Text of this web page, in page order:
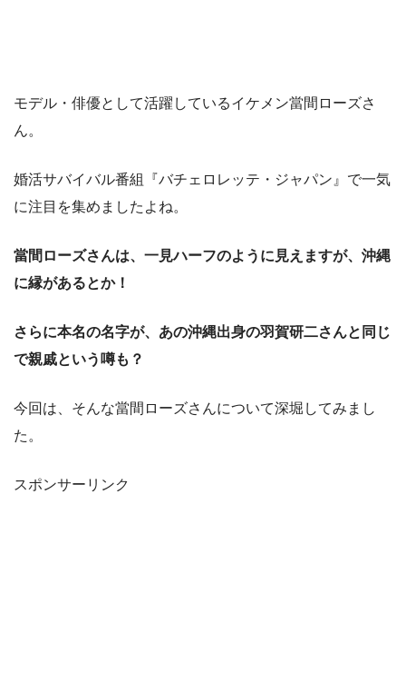
モデル・俳優として活躍しているイケメン當間ローズさ
ん。
婚活サバイバル番組『バチェロレッテ・ジャパン』で一気
に注目を集めましたよね。
當間ローズさんは、一見ハーフのように見えますが、沖縄
に縁があるとか！
さらに本名の名字が、あの沖縄出身の羽賀研二さんと同じ
で親戚という噂も？
今回は、そんな當間ローズさんについて深堀してみまし
た。
スポンサーリンク